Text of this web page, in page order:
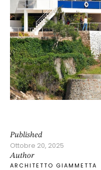
Published
Ottobre 20, 2025
Author
ARCHITETTO GIAMMETTA